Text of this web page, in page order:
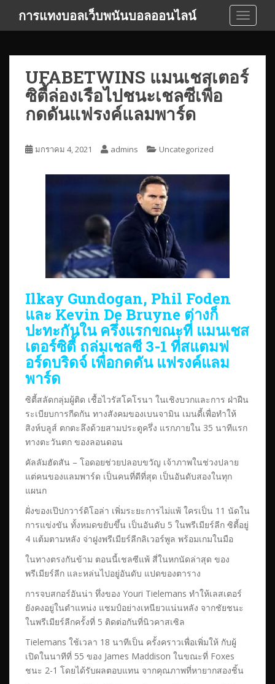
i
การแทงบอลเว็บพนันบอลออนไลน์
UFABETWINS แมนเชสเตอร์
ซิตี้ล่องเรือไปชนะเชลซีเพื่อ
กดดันแฟรงค์แลมพาร์ด
มกราคม 4, 2021 admins Uncategorized
Ilkay Gundogan, Phil Foden
และ Kevin De Bruyne ต่างก็
ปะทะกันใน ครึ่งแรกขณะที่ แมนเชส
เตอร์ซิตี้ ถล่มเชลซี 3-1 ที่สแตมฟ
อร์ดบริดจ์ เพื่อกดดัน แฟรงค์แลม
พาร์ด
ซิตี้สลัดกลุ่มผู้ติด เชื้อไวรัสโคโรนา ในเชิงบวกและการ ฝ่าฝืน
ระเบียบการกีดกัน ทางสังคมของเบนจามิน เมนดี้เพื่อทำให้
สิงห์บลูส์ ตกตะลึงด้วยสามประตูครึ่ง แรกภายใน 35 นาทีแรก
ทางตะวันตก ของลอนดอน
คัลลัมฮัดสัน – โอดอยช่วยปลอบขวัญ เจ้าภาพในช่วงปลาย
แต่คนของแลมพาร์ด เป็นคนที่ดีที่สุด เป็นอันดับสองในทุก
แผนก
ฝั่งของเป๊ปกวาร์ดิโอล่า เพิ่มระยะการไม่แพ้ ใครเป็น 11 นัดใน
การแข่งขัน ทั้งหมดขยับขึ้น เป็นอันดับ 5 ในพรีเมียร์ลีก ซิตี้อยู่
4 แต้มตามหลัง จ่าฝูงพรีเมียร์ลีกลิเวอร์พูล พร้อมเกมในมือ
ในทางตรงกันข้าม ตอนนี้เชลซีแพ้ สี่ในหกนัดล่าสุด ของ
พรีเมียร์ลีก และหล่นไปอยู่อันดับ แปดของตาราง
การจบสกอร์อันน่า ทึ่งของ Youri Tielemans ทำให้เลสเตอร์
ยังคงอยู่ในตำแหน่ง แชมป์อย่างเหนียวแน่นหลัง จากชัยชนะ
ในพรีเมียร์ลีกครั้งที่ 5 ติดต่อกันที่นิวคาสเซิล
Tielemans ใช้เวลา 18 นาทีเป็น ครั้งคราวเพื่อเพิ่มให้ กับผู้
เปิดในนาทีที่ 55 ของ James Maddison ในขณะที่ Foxes
ชนะ 2-1 โดยได้รับผลตอบแทน จากคุณภาพที่หายากสองชิ้น